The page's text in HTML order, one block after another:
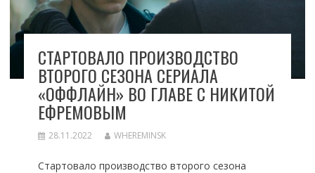
СТАРТОВАЛО ПРОИЗВОДСТВО
ВТОРОГО СЕЗОНА СЕРИАЛА
«ОФФЛАЙН» ВО ГЛАВЕ С НИКИТОЙ
ЕФРЕМОВЫМ
28.11.2022 WHEREMINSK
Стартовало производство второго сезона